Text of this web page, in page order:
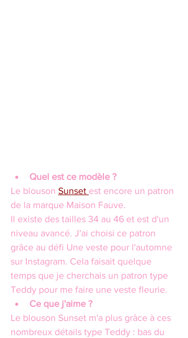
Quel est ce modèle ?
Le blouson Sunset est encore un patron
de la marque Maison Fauve.
Il existe des tailles 34 au 46 et est d'un
niveau avancé. J'ai choisi ce patron
grâce au défi Une veste pour l'automne
sur Instagram. Cela faisait quelque
temps que je cherchais un patron type
Teddy pour me faire une veste fleurie.
Ce que j'aime ?
Le blouson Sunset m'a plus grâce à ces
nombreux détails type Teddy : bas du